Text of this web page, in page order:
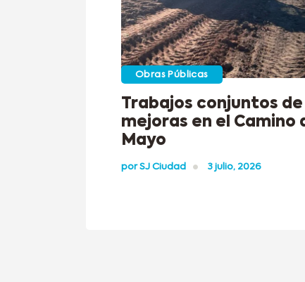
Obras Públicas
Trabajos conjuntos de
mejoras en el Camino
Mayo
porSJ Ciudad 3 julio, 2026